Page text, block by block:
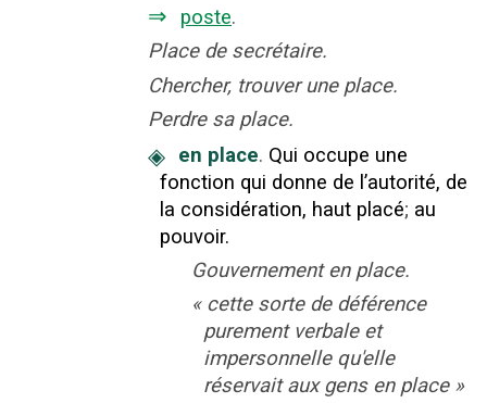
⇒ poste.
Place de secrétaire.
Chercher, trouver une place.
Perdre sa place.
◈ en place. Qui occupe une
fonction qui donne de l’autorité, de
la considération, haut placé; au
pouvoir.
Gouvernement en place.
« cette sorte de déférence
purement verbale et
impersonnelle qu'elle
réservait aux gens en place »